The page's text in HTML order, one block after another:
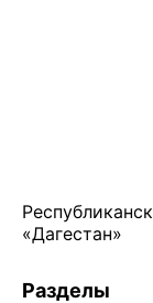
«Дагестан»
Разделы